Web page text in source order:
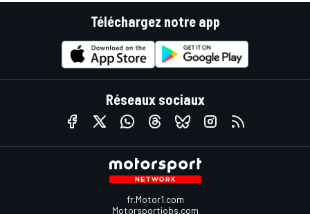
Téléchargez notre app
Réseaux sociaux
fr.Motor1.com
Motorsportjobs.com